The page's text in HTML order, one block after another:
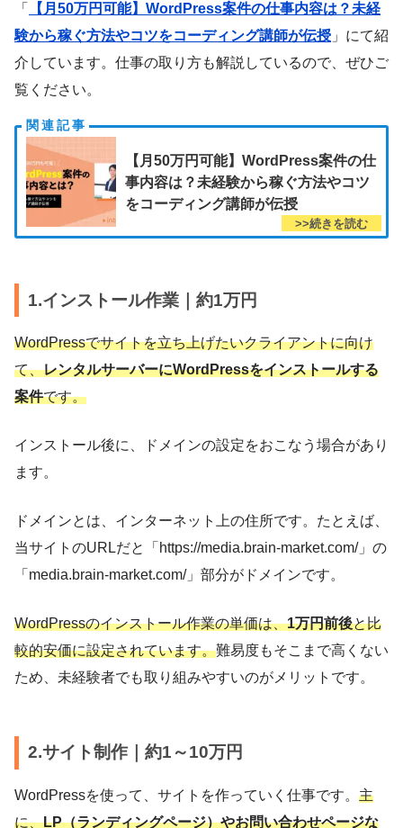
「
【月50万円可能】WordPress案件の仕事内容は？未経
験から稼ぐ方法やコツをコーディング講師が伝授 」にて紹
介しています。仕事の取り方も解説しているので、ぜひご
覧ください。
【月50万円可能】WordPress案件の仕
事内容は？未経験から稼ぐ方法やコツ
をコーディング講師が伝授
1.インストール作業｜約1万円
WordPressでサイトを立ち上げたいクライアントに向け
て、レンタルサーバーにWordPressをインストールする
案件です。
インストール後に、ドメインの設定をおこなう場合があり
ます。
ドメインとは、インターネット上の住所です。たとえば、
当サイトのURLだと「https://media.brain-market.com/」の
「media.brain-market.com/」部分がドメインです。
WordPressのインストール作業の単価は、1万円前後と比
較的安価に設定されています。難易度もそこまで高くない
ため、未経験者でも取り組みやすいのがメリットです。
2.サイト制作｜約1～10万円
WordPressを使って、サイトを作っていく仕事です。 主
に、LP（ランディングページ）やお問い合わせページな